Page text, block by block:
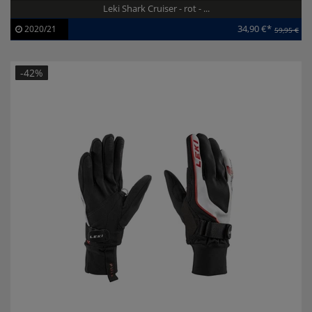
Leki Shark Cruiser - rot - ...
Artikel-ID:
111184
2020/21 34,90 €* 59,95 €
-42%